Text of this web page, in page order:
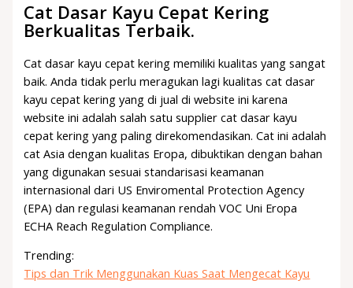
Cat Dasar Kayu Cepat Kering
Berkualitas Terbaik.
Cat dasar kayu cepat kering memiliki kualitas yang sangat
baik. Anda tidak perlu meragukan lagi kualitas cat dasar
kayu cepat kering yang di jual di website ini karena
website ini adalah salah satu supplier cat dasar kayu
cepat kering yang paling direkomendasikan. Cat ini adalah
cat Asia dengan kualitas Eropa, dibuktikan dengan bahan
yang digunakan sesuai standarisasi keamanan
internasional dari US Enviromental Protection Agency
(EPA) dan regulasi keamanan rendah VOC Uni Eropa
ECHA Reach Regulation Compliance.
Trending:
Tips dan Trik Menggunakan Kuas Saat Mengecat Kayu